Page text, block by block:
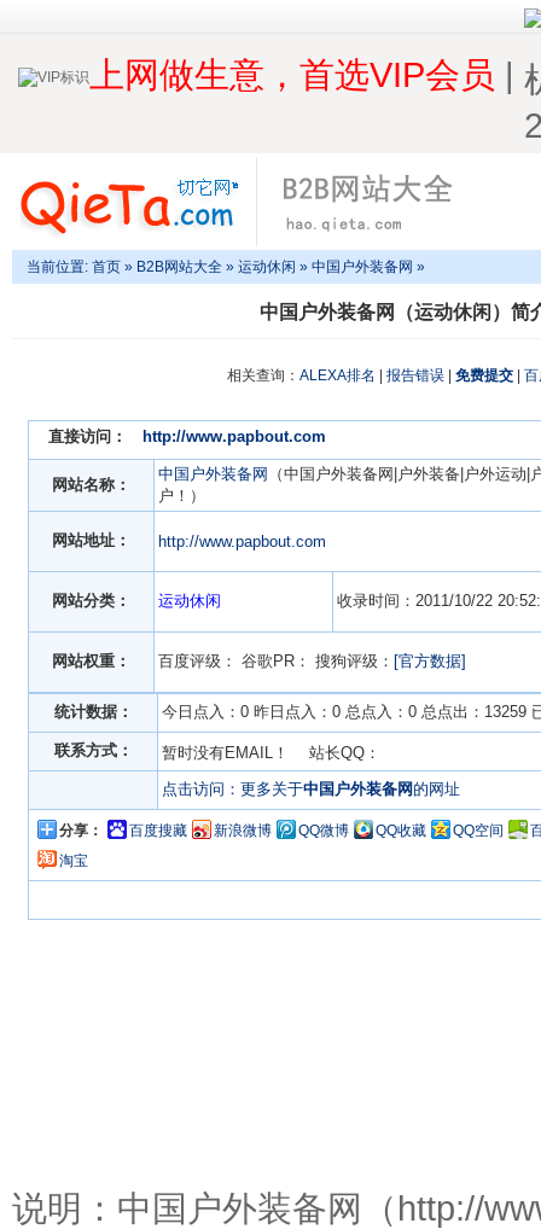
上网做生意，首选VIP会员 |
当前位置: 首页 » B2B网站大全 » 运动休闲 » 中国户外装备网 »
中国户外装备网（运动休闲）简
相关查询： ALEXA排名 报告错误 免费提交
直接访问： http://www.papbout.com
网站名称：
中国户外装备网
（中国户外装备网|户外装备|户外运动
户！）
网站地址： http://www.papbout.com
网站分类： 运动休闲 收录时间：2011/10/22
网站权重： 百度评级： 谷歌PR： 搜狗评级： [官方数据]
统计数据： 今日点入：0 昨日点入：0 总点入：0 总点出：13259
联系方式：
暂时没有EMAIL！ 站长QQ：
点击访问：更多关于中国户外装备网的网址
分享： 百度搜藏 新浪微博 QQ微博 QQ收藏 QQ空间
淘宝
说明：中国户外装备网（http://